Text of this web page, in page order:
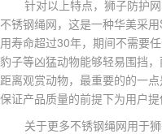
针对以上特点，狮子防护
不锈钢绳网，这是一种华美采用
用寿命超过30年，期间不需要
豹子等凶猛动物能够轻易围挡
距离观赏动物，最重要的的一
保证产品质量的前提下为用户提
关于更多不锈钢绳网用于